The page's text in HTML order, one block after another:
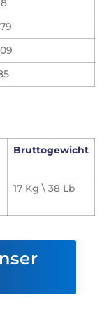
Bruttogewicht
17 Kg \ 38 Lb